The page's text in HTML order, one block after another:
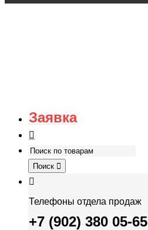
Заявка
Поиск
Телефоны отдела продаж
+7 (902) 380 05-65